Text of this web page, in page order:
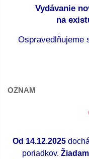
Vydávanie
na
Ospravedlňujeme
OZNAM
Od 14.12.2025
poriadkov.